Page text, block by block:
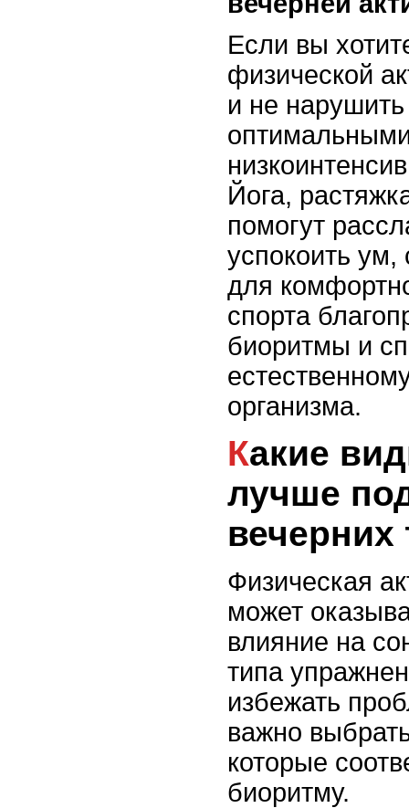
Если вы
физической
и не
Йога,
помогут
успокоить ум,
для
спорта
биоритмы и
организма.
Какие виды спорта
лучше
вечерних
Физическая
может
влияние на
типа
избежать
важно
которые
биоритму.